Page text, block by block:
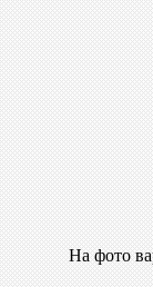
На фото